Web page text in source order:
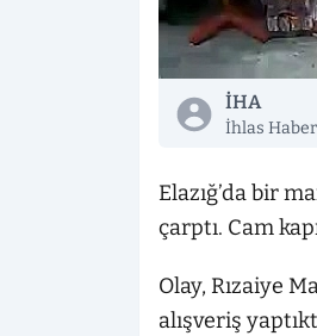
İHA
İhlas
Elazığ’da bir
çarptı. Cam
Olay, Rızaiye
alışveriş